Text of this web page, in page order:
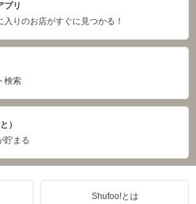
プリ
入りのお店がすぐに見つかる！
検索
）
貯まる
Shufoo!とは